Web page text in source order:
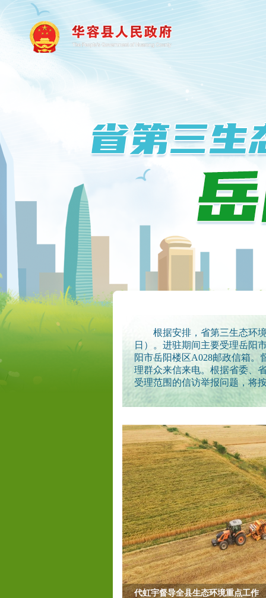
根据安排，省第三生态环
日）。进驻期间主要受理岳阳
阳市岳阳楼区A028邮政信箱。
理群众来信来电。根据省委、
受理范围的信访举报问题，将
代虹宇督导全县生态环境重点工作